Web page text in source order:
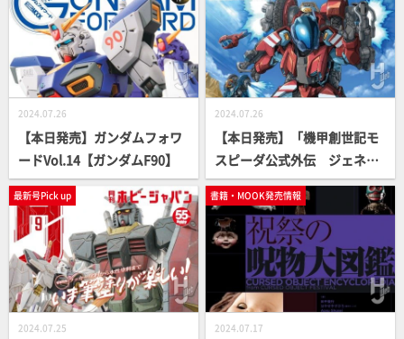
2024.07.26
【本日発売】ガンダムフォワ
ードVol.14【ガンダムF90】
2024.07.26
【本日発売】「機甲創世記モ
スピーダ公式外伝 ジェネシ
スブレイカー」【40周年】
最新号Pick up
2024.07.25
書籍・MOOK発売情報
2024.07.17